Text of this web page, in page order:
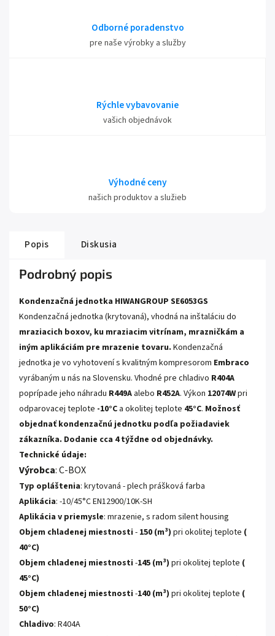
Odborné poradenstvo
pre naše výrobky a služby
Rýchle vybavovanie
vašich objednávok
Výhodné ceny
našich produktov a služieb
Popis Diskusia
Podrobný popis
Kondenzačná jednotka HIWANGROUP SE6053GS
Kondenzačná jednotka (krytovaná), vhodná na inštaláciu do
mraziacich boxov, ku mraziacim vitrínam, mrazničkám a
iným aplikáciám pre mrazenie tovaru. Kondenzačná
jednotka je vo vyhotovení s kvalitným kompresorom Embraco
vyrábaným u nás na Slovensku. Vhodné pre chladivo R404A
poprípade jeho náhradu R449A alebo R452A. Výkon 12074Wpri
odparovacej teplote -10°C a okolitej teplote 45°C. Možnosť
objednať kondenzačnú jednotku podľa požiadaviek
zákazníka. Dodanie cca 4 týždne od objednávky.
Technické údaje:
Výrobca:C-BOX
Typ opláštenia: krytovaná - plech prášková farba
Aplikácia: -10/45°C EN12900/10K-SH
Aplikácia v priemysle: mrazenie, s radom silent housing
Objem chladenej miestnosti - 150 (m³) pri okolitej teplote (
40°C)
Objem chladenej miestnosti -145 (m³) pri okolitej teplote (
45°C)
Objem chladenej miestnosti -140 (m³) pri okolitej teplote (
50°C)
Chladivo: R404A